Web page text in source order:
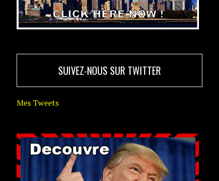
SUIVEZ-NOUS SUR TWITTER
Mes Tweets